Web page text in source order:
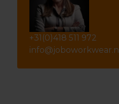
+31(0)418 511 972
info@joboworkwear.nl